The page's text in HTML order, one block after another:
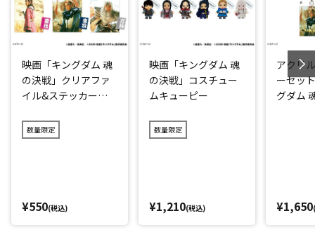
映画「キングダム 魂
の決戦」クリアファ
イル&ステッカーセ
数量限定
¥550(税込)
映画「キングダム 魂
の決戦」コスチュー
ムキューピー
数量限定
¥1,210(税込)
アクリ
ーセッ
グダム
¥1,650